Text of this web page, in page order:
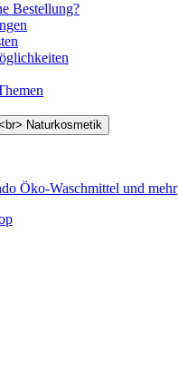
Bestellung?
Öko-Waschmittel und mehr